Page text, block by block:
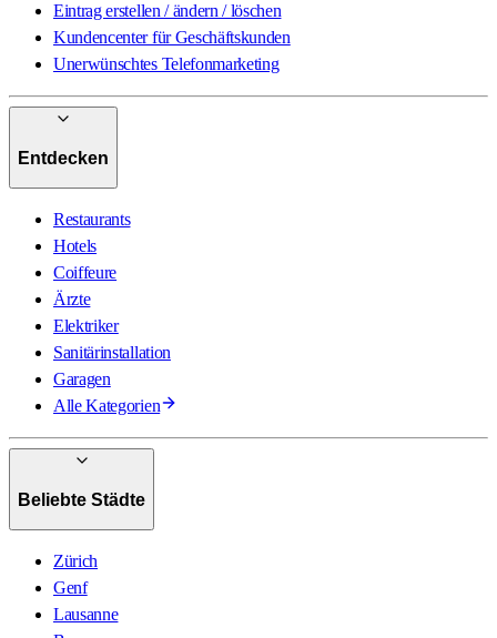
Eintrag erstellen / ändern / löschen
Kundencenter für Geschäftskunden
Unerwünschtes Telefonmarketing
Entdecken
Restaurants
Hotels
Coiffeure
Ärzte
Elektriker
Sanitärinstallation
Garagen
Alle Kategorien
Beliebte Städte
Zürich
Genf
Lausanne